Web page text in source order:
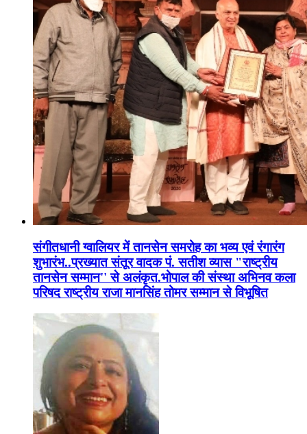
संगीतधानी ग्वालियर में तानसेन समरोह का भव्य एवं रंगारंग
शुभारंभ..प्रख्यात संतूर वादक पं. सतीश व्यास "राष्ट्रीय
तानसेन सम्मान'' से अलंकृत.भोपाल की संस्था अभिनव कला
परिषद राष्ट्रीय राजा मानसिंह तोमर सम्मान से विभूषित